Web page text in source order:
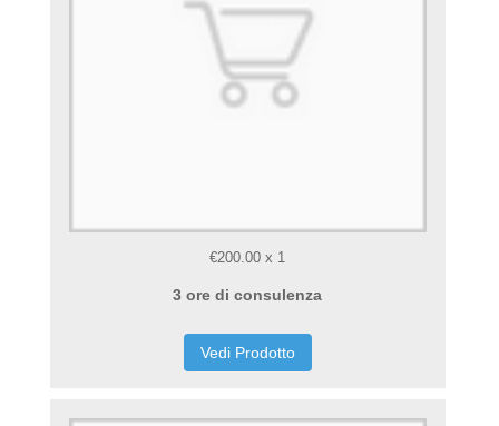
€200.00 x 1
3 ore di consulenza
Vedi Prodotto